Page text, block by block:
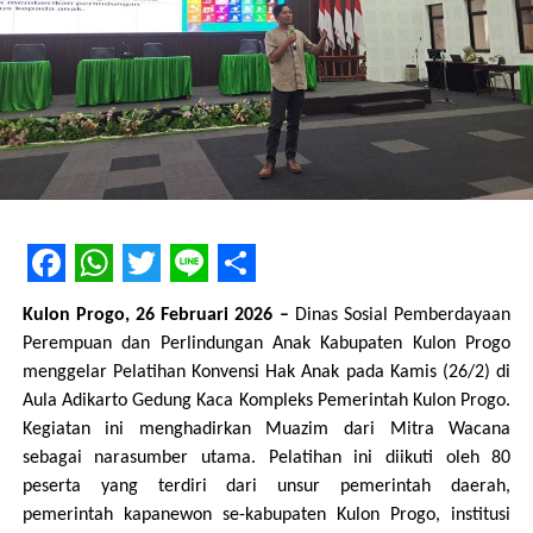
pembangunan di desa, dan terakhir tentang menfaaat proyek
terhadap kelangsungan organisasi mereka. Kegiatan evaluasi
yang belangsung kurang lebih dua jam ini berlangsung lancar
dan peserta menikmati proses yang mereka lakukan.
Beberapa merasa metode semacam ini terasa tidak dievaluasi
karena hanya mengungkap cerita yang mereka rasakan,
seperti yang disampaikan oleh Bu Lusi, salah seorang anggota
tanya, terkait ini itu dan sebagainya, ini kok beda hanya
menuliskan cerita, tapi asyik”, ungkapnya selesai sesi penulisan
Facebook
WhatsApp
Twitter
LineShare
Kulon Progo, 26 Februari 2026 – Dinas Sosial Pemberdayaan
Perempuan dan Perlindungan Anak Kabupaten Kulon Progo
menggelar Pelatihan Konvensi Hak Anak pada Kamis (26/2) di
Aula Adikarto Gedung Kaca Kompleks Pemerintah Kulon Progo.
Kegiatan ini menghadirkan Muazim dari Mitra Wacana
sebagai narasumber utama. Pelatihan ini diikuti oleh 80
peserta yang terdiri dari unsur pemerintah daerah,
pemerintah kapanewon se-kabupaten Kulon Progo, institusi